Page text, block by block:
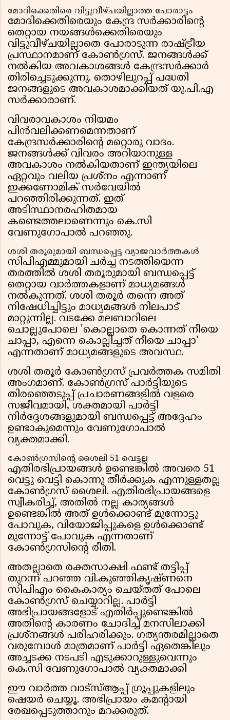
മോദിക്കെതിരെ വിട്ടുവീഴ്ചയില്ലാത്ത പോരാട്ടം
മോദിക്കെതിരെയും കേന്ദ്ര സർക്കാരിന്റെ
തെറ്റായ നയങ്ങൾക്കെതിരെയും
വിട്ടുവീഴ്ചയില്ലാതെ പോരാടുന്ന രാഷ്ട്രീയ
പ്രസ്ഥാനമാണ് കോൺഗ്രസ്. ജനങ്ങൾക്ക്
നൽകിയ അവകാശങ്ങൾ കേന്ദ്രസർക്കാർ
തിരിച്ചെടുക്കുന്നു. തൊഴിലുറപ്പ് പദ്ധതി
ജനങ്ങളുടെ അവകാശമാക്കിയത് യു.പി.എ
സർക്കാരാണ്.
വിവരാവകാശം നിയമം
പിൻവലിക്കണമെന്നതാണ്
കേന്ദ്രസർക്കാരിന്റെ മറ്റൊരു വാദം.
ജനങ്ങൾക്ക് വിവരം അറിയാനുള്ള
അവകാശം നൽകിയതാണ് ഇന്ത്യയിലെ
ഏറ്റവും വലിയ പ്രശ്‌നം എന്നാണ്
ഇക്കണോമിക് സർവേയിൽ
പറഞ്ഞിരിക്കുന്നത്. ഇത്
അടിസ്ഥാനരഹിതമായ
കണ്ടെത്തലാണെന്നും കെ.സി
വേണുഗോപാൽ പറഞ്ഞു.
ശശി തരൂരുമായി ബന്ധപ്പെട്ട വ്യാജവാർത്തകൾ
സിപിഎമ്മുമായി ചർച്ച നടത്തിയെന്ന
തരത്തിൽ ശശി തരൂരുമായി ബന്ധപ്പെട്ട്
തെറ്റായ വാർത്തകളാണ് മാധ്യമങ്ങൾ
നൽകുന്നത്. ശശി തരൂർ തന്നെ അത്
നിഷേധിച്ചിട്ടും മാധ്യമങ്ങൾ നിലപാട്
മാറ്റുന്നില്ല. വടക്കേ മലബാറിലെ
ചൊല്ലുപോലെ 'കൊല്ലാതെ കൊന്നത് നീയെ
ചാപ്പാ, എന്നെ കൊല്ലിച്ചത് നീയെ ചാപ്പാ'
എന്നതാണ് മാധ്യമങ്ങളുടെ അവസ്ഥ.
ശശി തരൂർ കോൺഗ്രസ് പ്രവർത്തക സമിതി
അംഗമാണ്. കോൺഗ്രസ് പാർട്ടിയുടെ
തിരഞ്ഞെടുപ്പ് പ്രചാരണങ്ങളിൽ വളരെ
സജീവമായി, ശക്തമായി പാർട്ടി
നിർദ്ദേശങ്ങളുമായി ബന്ധപ്പെട്ട് അദ്ദേഹം
ഉണ്ടാകുമെന്നും വേണുഗോപാൽ
വ്യക്തമാക്കി.
കോൺഗ്രസിന്റെ ശൈലി 51 വെട്ടല്ല
എതിരഭിപ്രായങ്ങൾ ഉണ്ടെങ്കിൽ അവരെ 51
വെട്ടു വെട്ടി കൊന്നു തീർക്കുക എന്നുള്ളതല്ല
കോൺഗ്രസ് ശൈലി. എതിരഭിപ്രായങ്ങളെ
സ്വീകരിച്ച്, അതിൽ നല്ല കാര്യങ്ങൾ
ഉണ്ടെങ്കിൽ അത് ഉൾക്കൊണ്ട് മുന്നോട്ടു
പോവുക, വിയോജിപ്പുകളെ ഉൾക്കൊണ്ട്
മുന്നോട്ട് പോവുക എന്നതാണ്
കോൺഗ്രസിന്റെ രീതി.
അതല്ലാതെ രക്തസാക്ഷി ഫണ്ട് തട്ടിപ്പ്
തുറന്ന് പറഞ്ഞ വി.കുഞ്ഞികൃഷ്ണനെ
സിപിഎം കൈകാര്യം ചെയ്തത് പോലെ
കോൺഗ്രസ് ചെയ്യാറില്ല. പാർട്ടി
അഭിപ്രായങ്ങളോട് എതിർപ്പുണ്ടെങ്കിൽ
അതിന്റെ കാരണം ചോദിച്ച് മനസിലാക്കി
പ്രശ്‌നങ്ങൾ പരിഹരിക്കും. ഗത്യന്തരമില്ലാതെ
വരുമ്പോൾ മാത്രമാണ് പാർട്ടി ഏതെങ്കിലും
അച്ചടക്ക നടപടി എടുക്കാറുള്ളുവെന്നും
കെ.സി വേണുഗോപാൽ വ്യക്തമാക്കി
ഈ വാർത്ത വാട്സ്ആപ്പ് ഗ്രൂപ്പുകളിലും
ഷെയർ ചെയ്യൂ. അഭിപ്രായം കമന്റായി
രേഖപ്പെടുത്താനും മറക്കരുത്.